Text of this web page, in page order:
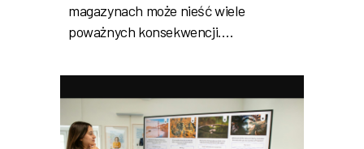
magazynach może nieść wiele
poważnych konsekwencji.…